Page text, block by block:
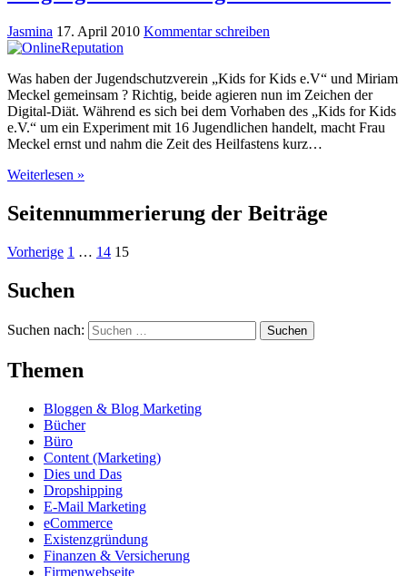
Jasmina 17. April 2010 Kommentar schreiben
Was haben der Jugendschutzverein „Kids for Kids e.V“ und Miriam
Meckel gemeinsam ? Richtig, beide agieren nun im Zeichen der
Digital-Diät. Während es sich bei dem Vorhaben des „Kids for Kids
e.V.“ um ein Experiment mit 16 Jugendlichen handelt, macht Frau
Meckel ernst und nahm die Zeit des Heilfastens kurz…
Weiterlesen »
Seitennummerierung der Beiträge
Vorherige 1 … 14 15
Suchen
Suchen nach:
Themen
Bloggen & Blog Marketing
Bücher
Büro
Content (Marketing)
Dies und Das
Dropshipping
E-Mail Marketing
eCommerce
Existenzgründung
Finanzen & Versicherung
Firmenwebseite